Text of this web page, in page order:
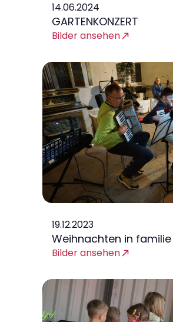
14.06.2024
GARTENKONZERT
Bilder ansehen
19.12.2023
Weihnachten in familie
Bilder ansehen